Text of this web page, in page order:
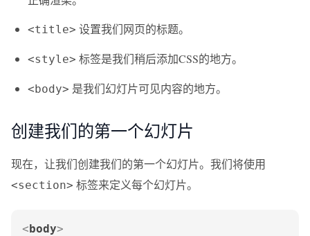
<title> 设置我们网页的标题。
<style> 标签是我们稍后添加CSS的地方。
<body> 是我们幻灯片可见内容的地方。
创建我们的第一个幻灯片
现在，让我们创建我们的第一个幻灯片。我们将使用
<section> 标签来定义每个幻灯片。
<body>